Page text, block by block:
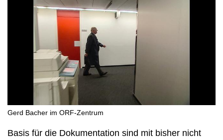
Gerd Bacher im ORF-Zentrum
Basis für die Dokumentation sind mit bisher nicht